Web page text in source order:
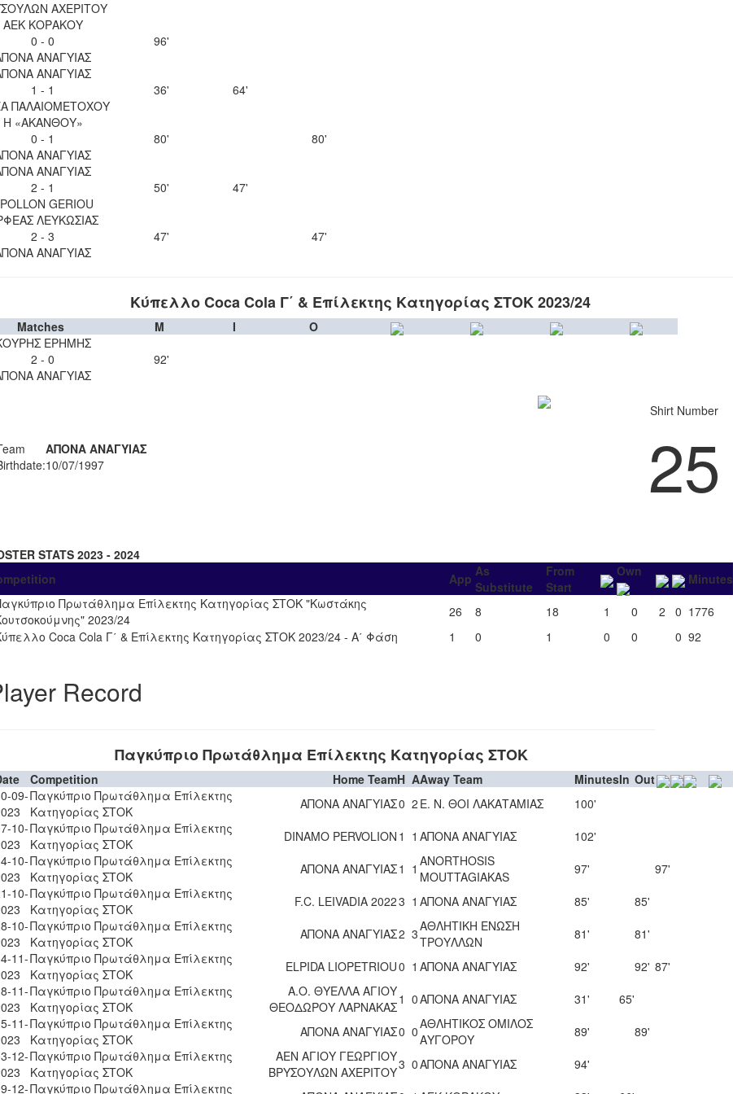
ΑΧΕΡΙΤΟΥ
ΑΕΚ ΚΟΡΑΚΟΥ
0 - 0
ΑΝΑΓΥΙΑΣ
96'
ΑΝΑΓΥΙΑΣ
1 - 1
ΠΑΛΑΙΟΜΕΤΟΧΟΥ
36'
64'
Η «ΑΚΑΝΘΟΥ»
0 - 1
ΑΝΑΓΥΙΑΣ
80'
80'
ΑΝΑΓΥΙΑΣ
2 - 1
GERIOU
50'
47'
ΛΕΥΚΩΣΙΑΣ
2 - 3
ΑΝΑΓΥΙΑΣ
47' 47'
Κύπελλο Coca Cola Γ΄ & Επίλεκτης Κατηγορίας ΣΤΟΚ 2023/24
Matches M I
O
ΕΡΗΜΗΣ
2 - 0
ΑΝΑΓΥΙΑΣ
92'
ΑΠΟΝΑ ΑΝΑΓΥΙΑΣ
10/07/1997
Shirt Number
25
STATS 2023 - 2024
App As
Substitute
From
Start
Own
Minutes
Πρωτάθλημα Επίλεκτης Κατηγορίας ΣΤΟΚ "Κωστάκης
2023/24
26 8 18 1 0 2 0 1776
Coca Cola Γ΄ & Επίλεκτης Κατηγορίας ΣΤΟΚ 2023/24 - Α΄ Φάση
1 0 1 0 0 0 92
Record
Παγκύπριο Πρωτάθλημα Επίλεκτης Κατηγορίας ΣΤΟΚ
Competition Home TeamH AAway Team MinutesIn Out
09-Παγκύπριο Πρωτάθλημα Επίλεκτης
Κατηγορίας ΣΤΟΚ
ΑΠΟΝΑ ΑΝΑΓΥΙΑΣ0 2 Ε. Ν. ΘΟΙ ΛΑΚΑΤΑΜΙΑΣ
100'
10-Παγκύπριο Πρωτάθλημα Επίλεκτης
Κατηγορίας ΣΤΟΚ
DINAMO PERVOLION 1 1 ΑΠΟΝΑ ΑΝΑΓΥΙΑΣ
102'
10-Παγκύπριο Πρωτάθλημα Επίλεκτης
Κατηγορίας ΣΤΟΚ
ΑΠΟΝΑ ΑΝΑΓΥΙΑΣ1 1 ANORTHOSIS
MOUTTAGIAKAS
97'
97'
10-Παγκύπριο Πρωτάθλημα Επίλεκτης
Κατηγορίας ΣΤΟΚ
F.C. LEIVADIA 20223 1 ΑΠΟΝΑ ΑΝΑΓΥΙΑΣ 85'
85'
10-Παγκύπριο Πρωτάθλημα Επίλεκτης
Κατηγορίας ΣΤΟΚ
ΑΠΟΝΑ ΑΝΑΓΥΙΑΣ2 3ΑΘΛΗΤΙΚΗ ΕΝΩΣΗ
ΤΡΟΥΛΛΩΝ
81'
81'
11-Παγκύπριο Πρωτάθλημα Επίλεκτης
Κατηγορίας ΣΤΟΚ
ELPIDA LIOPETRIOU0 1 ΑΠΟΝΑ ΑΝΑΓΥΙΑΣ 92' 92' 87'
11-Παγκύπριο Πρωτάθλημα Επίλεκτης
Κατηγορίας ΣΤΟΚ
Α.Ο. ΘΥΕΛΛΑ ΑΓΙΟΥ
ΘΕΟΔΩΡΟΥ ΛΑΡΝΑΚΑΣ1 0ΑΠΟΝΑ ΑΝΑΓΥΙΑΣ 31'
65'
11-Παγκύπριο Πρωτάθλημα Επίλεκτης
Κατηγορίας ΣΤΟΚ
ΑΠΟΝΑ ΑΝΑΓΥΙΑΣ0 0ΑΘΛΗΤΙΚΟΣ ΟΜΙΛΟΣ
ΑΥΓΟΡΟΥ
89'
89'
12-Παγκύπριο Πρωτάθλημα Επίλεκτης
Κατηγορίας ΣΤΟΚ
ΑΕΝ ΑΓΙΟΥ ΓΕΩΡΓΙΟΥ
ΒΡΥΣΟΥΛΩΝ ΑΧΕΡΙΤΟΥ3 0ΑΠΟΝΑ ΑΝΑΓΥΙΑΣ
94'
12-Παγκύπριο Πρωτάθλημα Επίλεκτης